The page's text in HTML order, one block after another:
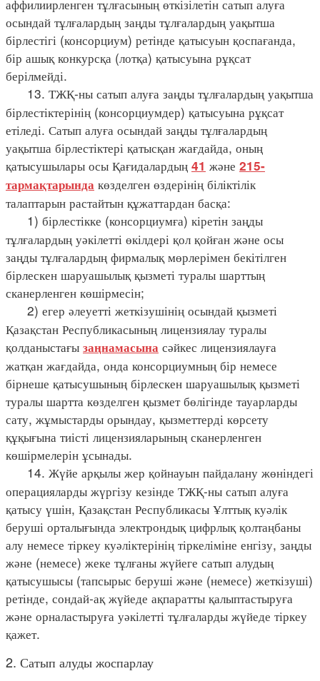
аффилиирленген тұлғасының өткізілетін сатып алуға
осындай тұлғалардың заңды тұлғалардың уақытша
бірлестігі (консорциум) ретінде қатысуын қоспағанда,
бір ашық конкурсқа (лотқа) қатысуына рұқсат
берілмейді.
13. ТЖҚ-ны сатып алуға заңды тұлғалардың уақытша
бірлестіктерінің (консорциумдер) қатысуына рұқсат
етіледі. Сатып алуға осындай заңды тұлғалардың
уақытша бірлестіктері қатысқан жағдайда, оның
қатысушылары осы Қағидалардың 41 және 215-
тармақтарында көзделген өздерінің біліктілік
талаптарын растайтын құжаттардан басқа:
1) бірлестікке (консорциумға) кіретін заңды
тұлғалардың уәкілетті өкілдері қол қойған және осы
заңды тұлғалардың фирмалық мөрлерімен бекітілген
бірлескен шаруашылық қызметі туралы шарттың
сканерленген көшірмесін;
2) егер әлеуетті жеткізушінің осындай қызметі
Қазақстан Республикасының лицензиялау туралы
қолданыстағы заңнамасына сәйкес лицензиялауға
жатқан жағдайда, онда консорциумның бір немесе
бірнеше қатысушының бірлескен шаруашылық қызметі
туралы шартта көзделген қызмет бөлігінде тауарларды
сату, жұмыстарды орындау, қызметтерді көрсету
құқығына тиісті лицензияларының сканерленген
көшірмелерін ұсынады.
14. Жүйе арқылы жер қойнауын пайдалану жөніндегі
операцияларды жүргізу кезінде ТЖҚ-ны сатып алуға
қатысу үшін, Қазақстан Республикасы Ұлттық куәлік
беруші орталығында электрондық цифрлық қолтаңбаны
алу немесе тіркеу куәліктерінің тіркеліміне енгізу, заңды
және (немесе) жеке тұлғаны жүйеге сатып алудың
қатысушысы (тапсырыс беруші және (немесе) жеткізуші)
ретінде, сондай-ақ жүйеде ақпаратты қалыптастыруға
және орналастыруға уәкілетті тұлғаларды жүйеде тіркеу
қажет.
2. Сатып алуды жоспарлау